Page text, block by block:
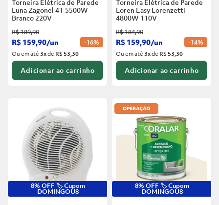
Torneira Elétrica de Parede
Luna Zagonel 4T 5500W
Branco 220V
R$189,90
R$ 159,90/un -16%
Ou em até3xde R$ 53,30
Adicionar ao carrinho
Torneira Elétrica de Parede
Loren Easy Lorenzetti
4800W 110V
R$184,90
R$ 159,90/un -14%
Ou em até3xde R$ 53,30
Adicionar ao carrinho
8% OFF 🏷️ Cupom
DOMINGOU8
8% OFF 🏷️ Cupom
DOMINGOU8